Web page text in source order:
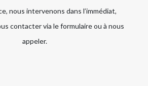
nous intervenons dans l’immédiat,
contacter via le formulaire ou à nous
appeler.